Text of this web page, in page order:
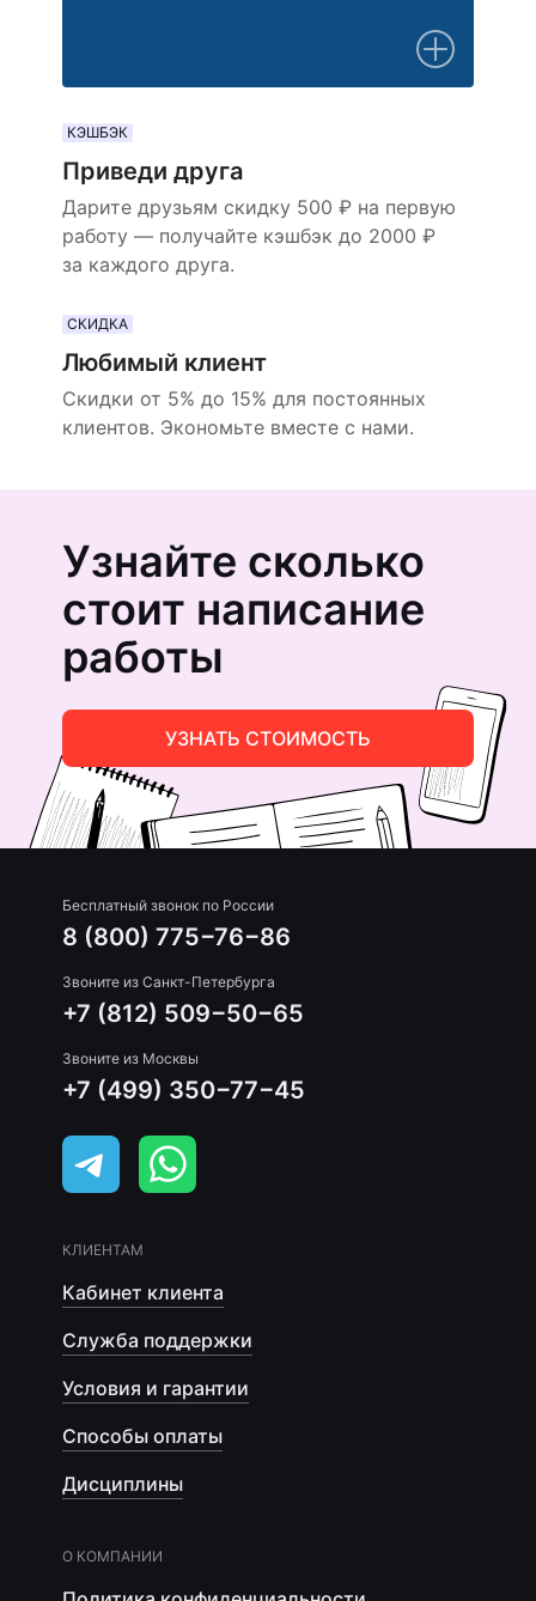
КЭШБЭК
Приведи друга
Дарите друзьям скидку 500 ₽ на первую
работу — получайте кэшбэк до 2000 ₽
за каждого друга.
СКИДКА
Любимый клиент
Скидки от 5% до 15% для постоянных
клиентов. Экономьте вместе с нами.
Узнайте сколько
стоит написание
работы
УЗНАТЬ СТОИМОСТЬ
Бесплатный звонок по России
8 (800) 775−76−86
Звоните из Санкт-Петербурга
+7 (812) 509−50−65
Звоните из Москвы
+7 (499) 350−77−45
КЛИЕНТАМ
Кабинет клиента
Служба поддержки
Условия и гарантии
Способы оплаты
Дисциплины
О КОМПАНИИ